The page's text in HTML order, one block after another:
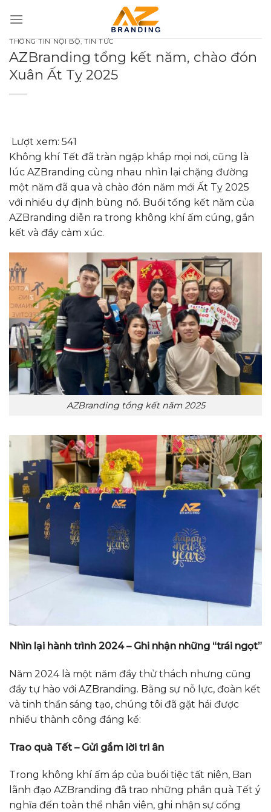
qua
nội
dung
THÔNG TIN NỘI BỘ,TIN TỨC
AZBranding tổng kết năm, chào đón
Xuân Ất Tỵ 2025
Lượt xem: 541
Không khí Tết đã tràn ngập khắp mọi nơi, cũng là
lúc AZBranding cùng nhau nhìn lại chặng đường
một năm đã qua và chào đón năm mới Ất Tỵ 2025
với nhiều dự định bùng nổ. Buổi tổng kết năm của
AZBranding diễn ra trong không khí ấm cúng, gắn
kết và đầy cảm xúc.
AZBranding tổng kết năm 2025
Nhìn lại hành trình 2024 – Ghi nhận những “trái ngọt”
Năm 2024 là một năm đầy thử thách nhưng cũng
đầy tự hào với AZBranding. Bằng sự nỗ lực, đoàn kết
và tinh thần sáng tạo, chúng tôi đã gặt hái được
nhiều thành công đáng kể:
Trao quà Tết – Gửi gắm lời tri ân
Trong không khí ấm áp của buổi tiệc tất niên, Ban
lãnh đạo AZBranding đã trao những phần quà Tết ý
nghĩa đến toàn thể nhân viên, ghi nhận sự cống